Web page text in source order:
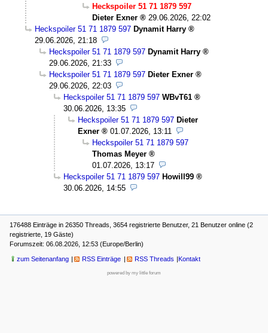
Heckspoiler 51 71 1879 597
Dieter Exner
29.06.2026, 22:02
Heckspoiler 51 71 1879 597 Dynamit Harry
29.06.2026, 21:18
Heckspoiler 51 71 1879 597 Dynamit Harry
29.06.2026, 21:33
Heckspoiler 51 71 1879 597 Dieter Exner
29.06.2026, 22:03
Heckspoiler 51 71 1879 597 WBvT61
30.06.2026, 13:35
Heckspoiler 51 71 1879 597 Dieter
Exner
01.07.2026, 13:11
Heckspoiler 51 71 1879 597
Thomas Meyer
01.07.2026, 13:17
Heckspoiler 51 71 1879 597 Howill99
30.06.2026, 14:55
176488 Einträge in 26350 Threads, 3654 registrierte Benutzer, 21 Benutzer online (2
registrierte, 19 Gäste)
Forumszeit: 06.08.2026, 12:53 (Europe/Berlin)
zum Seitenanfang RSS Einträge RSS Threads Kontakt
powered by my little forum